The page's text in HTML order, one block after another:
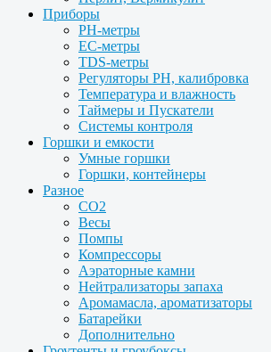
Приборы
PH-метры
EC-метры
TDS-метры
Регуляторы PH, калибровка
Температура и влажность
Таймеры и Пускатели
Системы контроля
Горшки и емкости
Умные горшки
Горшки, контейнеры
Разное
CO2
Весы
Помпы
Компрессоры
Аэраторные камни
Нейтрализаторы запаха
Аромамасла, ароматизаторы
Батарейки
Дополнительно